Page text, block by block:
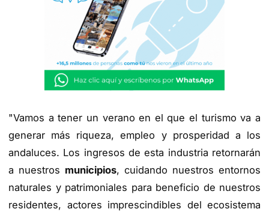
"Vamos a tener un verano en el que el turismo va a
generar más riqueza, empleo y prosperidad a los
andaluces. Los ingresos de esta industria retornarán
a nuestros municipios, cuidando nuestros entornos
naturales y patrimoniales para beneficio de nuestros
residentes, actores imprescindibles del ecosistema